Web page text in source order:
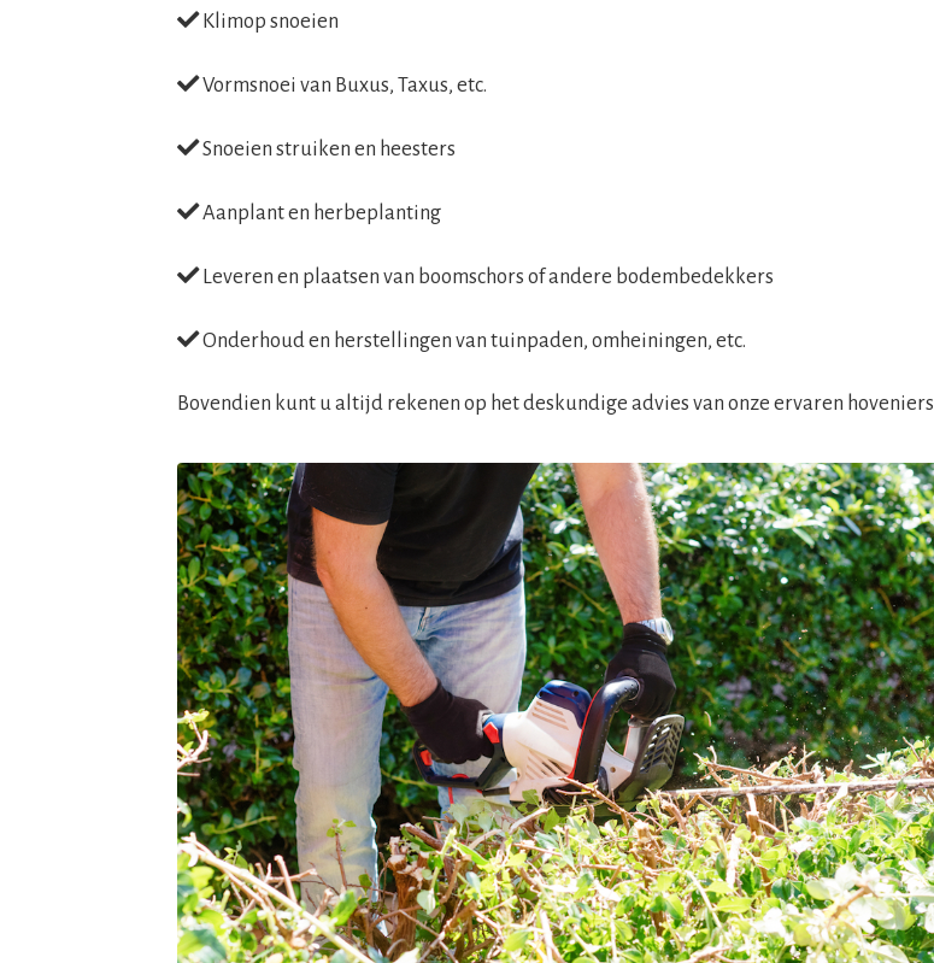
Klimop snoeien
Vormsnoei van Buxus, Taxus, etc.
Snoeien struiken en heesters
Aanplant en herbeplanting
Leveren en plaatsen van boomschors of andere bodembedekkers
Onderhoud en herstellingen van tuinpaden, omheiningen, etc.
Bovendien kunt u altijd rekenen op het deskundige advies van onze ervaren